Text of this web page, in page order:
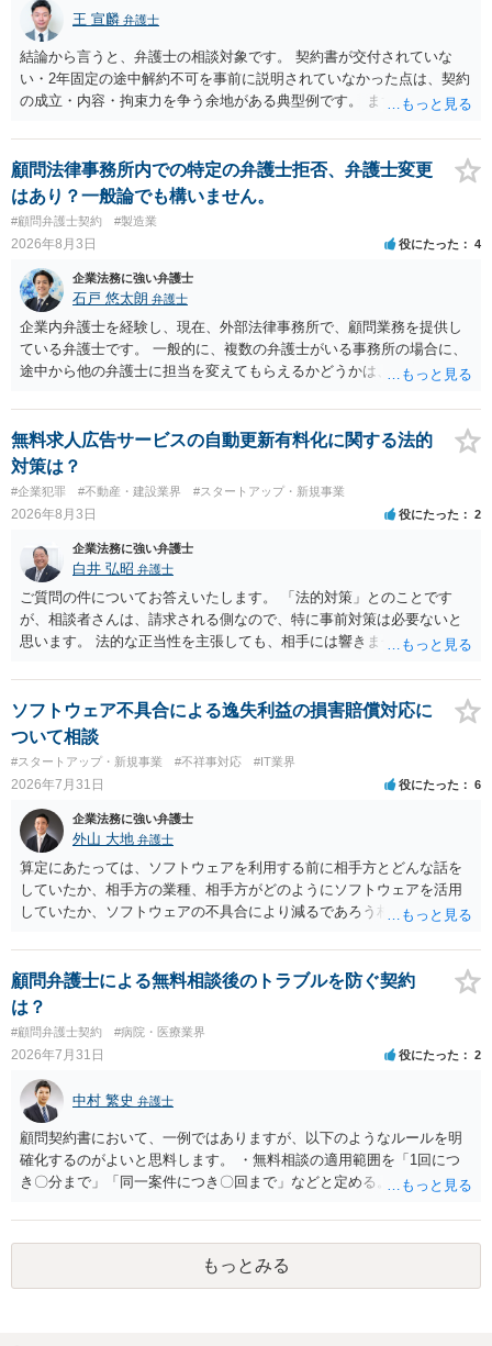
王 宣麟 弁護士
結論から言うと、弁護士の相談対象です。 契約書が交付されていな
い・2年固定の途中解約不可を事前に説明されていなかった点は、契約
の成立・内容・拘束力を争う余地がある典型例です。 まずは、運営と
みてはいかがでしょうか。 また同時並行で（もしまだされていないの
であれば）書面で退所意思の明確化はしておくべきだと考えます。
顧問法律事務所内での特定の弁護士拒否、弁護士変更
はあり？一般論でも構いません。
#顧問弁護士契約 #製造業
2026年8月3日 役にたった 4
企業法務に強い弁護士
石戸 悠太朗 弁護士
企業内弁護士を経験し、現在、外部法律事務所で、顧問業務を提供し
ている弁護士です。 一般的に、複数の弁護士がいる事務所の場合に、
途中から他の弁護士に担当を変えてもらえるかどうかは、当該事務所
が不満を抱いている弁護士を担当にすることは望ましくないため、別
の弁護士に変更するのが通常でしょう。それでも、担当弁護士を変え
てくれない場合は、他の弁護士の担当案件が一般で担当を変えられな
いなどの事情があるかと思います。 担当弁護士が変わらず、仕事内容
も改善されない場合には、決済権限を持つ上司に相談し、顧問契約自
体を見直すのが一番かと思います。
無料求人広告サービスの自動更新有料化に関する法的
対策は？
#企業犯罪 #不動産・建設業界 #スタートアップ・新規事業
2026年8月3日 役にたった 2
企業法務に強い弁護士
白井 弘昭 弁護士
ご質問の件についてお答えいたします。 「法的対策」とのことです
が、相談者さんは、請求される側なので、特に事前対策は必要ないと
思います。 法的な正当性を主張しても、相手には響きません。そもそ
的手段として裁判（おそらく少額訴訟）をするかどうかの問題ですの
で、訴訟を提起してきたら粛々と対応することになります。 少額訴訟
は、１人（１社）年間１０回までしかできないので、こちらが毅然と
支払いを拒否すれば、少額訴訟を提起する可能性は、低いものと思わ
れます。 ただ、裁判を東京などの遠隔地で起こされますと、対応する
だけで費用がかかりますので、難しいところです。 当事者での対応で
すと、押し負けて支払うかもと考えますので、弁護士に依頼するなど
して対応をすれば、より裁判をしてくる可能性は減りますが、当然費
用がかかります。 毅然と拒否して後は裁判するならしてくださいの対
応、弁護士に依頼して同様の対応、裁判してきたら、従業員にて粛々
と対応のどれかを選択することになります。 以上、ご参考まで。
ソフトウェア不具合による逸失利益の損害賠償対応に
ついて相談
#スタートアップ・新規事業 #不祥事対応 #IT業界
2026年7月31日 役にたった 6
企業法務に強い弁護士
外山 大地 弁護士
算定にあたっては、ソフトウェアを利用する前に相手方とどんな話を
していたか、相手方の業種、相手方がどのようにソフトウェアを活用
していたか、ソフトウェアの不具合により減るであろう相手方の将来
ます。 すでに王先生からも回答されている通り、最寄りの弁護士に相
談されることをお勧めします。
顧問弁護士による無料相談後のトラブルを防ぐ契約
は？
#顧問弁護士契約 #病院・医療業界
2026年7月31日 役にたった 2
中村 繁史 弁護士
顧問契約書において、一例ではありますが、以下のようなルールを明
確化するのがよいと思料します。 ・無料相談の適用範囲を「1回につ
き〇分まで」「同一案件につき〇回まで」などと定める。 ・無料相談
ず、継続して対応する場合は「個別受任（有料契約）」が必要であ
る。 ・無料相談から個別の事件処理へ移行する場合は、弁護士と従業
員との間で必ず個別の委任契約書を締結し、着手金や報酬等の費用体
系を事前に明示する手続を義務付ける。 相談料が無料であっても、法
もっとみる